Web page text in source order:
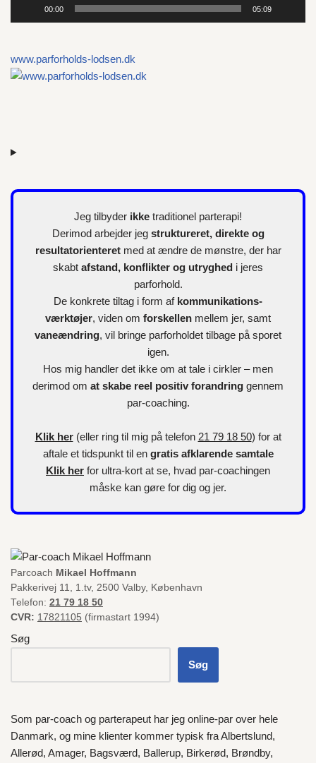
e
00:00 05:09
www.parforholds-lodsen.dk
Jeg tilbyder ikke traditionel parterapi!
Derimod arbejder jeg struktureret, direkte og
resultatorienteretmed at ændre de mønstre, der har
skabt afstand, konflikter og utryghed i jeres
parforhold.
De konkrete tiltag i form af kommunikations-
værktøjer, viden om forskellen mellem jer, samt
vaneændring, vil bringe parforholdet tilbage på sporet
igen.
Hos mig handler det ikke om at tale i cirkler – men
derimod om at skabe reel positiv forandring gennem
par-coaching.
Klik her(eller ring til mig på telefon 21 79 18 50) for at
aftale et tidspunkt til en gratis afklarende samtale
Klik her for ultra-kort at se, hvad par-coachingen
måske kan gøre for dig og jer.
Parcoach Mikael Hoffmann
Pakkerivej 11, 1.tv, 2500 Valby, København
Telefon: 21 79 18 50
CVR: 17821105 (firmastart 1994)
Søg
Søg
Som par-coach og parterapeut har jeg online-par over hele
Danmark, og mine klienter kommer typisk fraAlbertslund,
Allerød, Amager, Bagsværd, Ballerup, Birkerød, Brøndby,